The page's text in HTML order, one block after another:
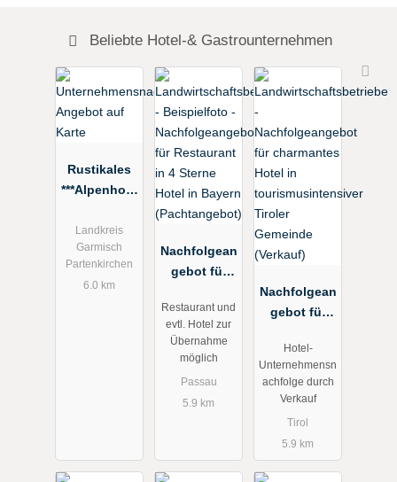
Beliebte Hotel-& Gastrounternehmen
Rustikales
***Alpenhote
Garmisch-
Partenkirche
n zum Kauf
Landkreis
Garmisch
Partenkirchen
6.0 km
Nachfolgean
gebot für
in 4 Sterne
Hotel in
Bayern
Restaurant und
evtl. Hotel zur
Übernahme
möglich
Passau
5.9 km
Nachfolgean
gebot für
Hotel in
tourismusint
ensiver
Hotel-
Unternehmensn
achfolge durch
Verkauf
Tirol
5.9 km